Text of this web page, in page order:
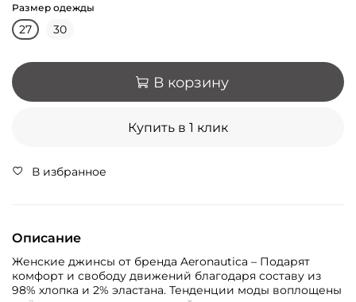
Размер одежды
27 30
В корзину
Купить в 1 клик
В избранное
Описание
Женские джинсы от бренда Aeronautica – Подарят
комфорт и свободу движений благодаря составу из
98% хлопка и 2% эластана. Тенденции моды воплощены